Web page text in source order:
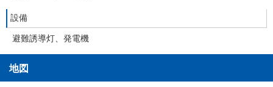
設備
避難誘導灯、発電機
地図